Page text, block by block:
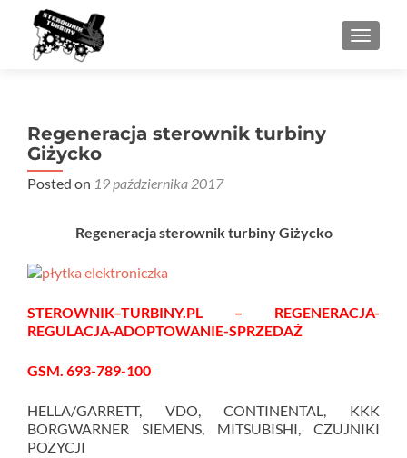
Regeneracja sterownik turbiny
Giżycko
Posted on 19 października 2017
Regeneracja sterownik turbiny Giżycko
STEROWNIK–TURBINY.PL – REGENERACJA-
REGULACJA-ADOPTOWANIE-SPRZEDAŻ
GSM. 693-789-100
HELLA/GARRETT, VDO, CONTINENTAL, KKK
BORGWARNER SIEMENS, MITSUBISHI, CZUJNIKI
POZYCJI